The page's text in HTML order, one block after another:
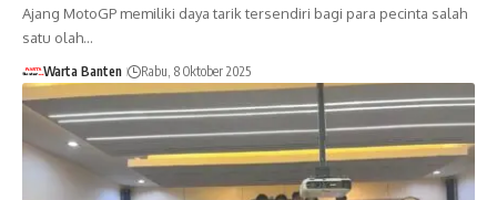
Ajang MotoGP memiliki daya tarik tersendiri bagi para pecinta salah
satu olah…
Warta Banten Rabu, 8 Oktober 2025